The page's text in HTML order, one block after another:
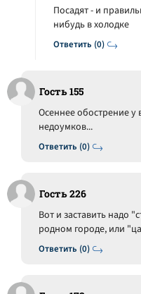
Ответить (0)
Посадят - и
нибудь в холодке
Гость 155
Ответить (0)
Осеннее обострение у
недоумков...
Гость 226
Ответить (0)
Вот и заставить надо
родном городе, или